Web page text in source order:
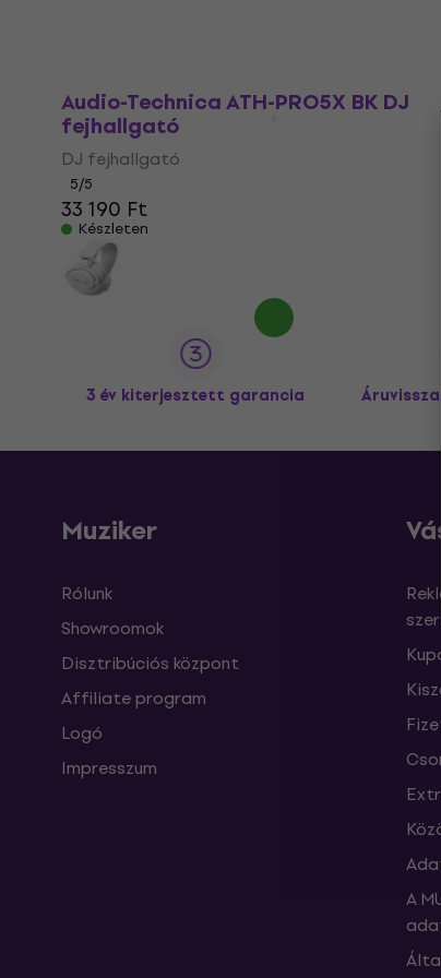
Audio-Technica ATH-PRO5X BK DJ
fejhallgató
DJ fejhallgató
5/5
33 190 Ft
Készleten
3 év kiterjesztett garancia
Muziker
Rólunk
Showroomok
Disztribúciós központ
Affiliate program
Logó
Impresszum
A